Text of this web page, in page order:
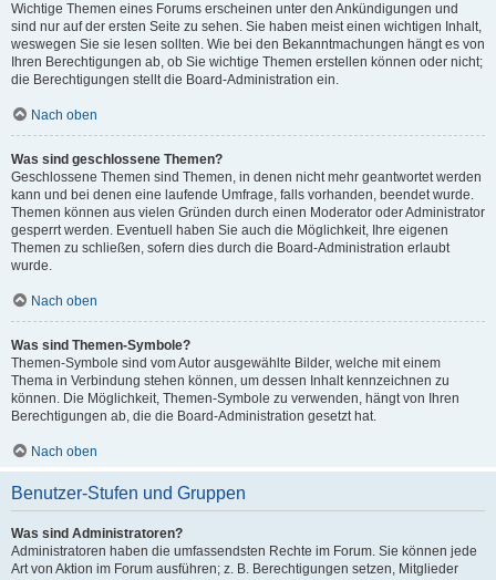
Wichtige Themen eines Forums erscheinen unter den Ankündigungen und
sind nur auf der ersten Seite zu sehen. Sie haben meist einen wichtigen Inhalt,
weswegen Sie sie lesen sollten. Wie bei den Bekanntmachungen hängt es von
Ihren Berechtigungen ab, ob Sie wichtige Themen erstellen können oder nicht;
die Berechtigungen stellt die Board-Administration ein.
Nach oben
Was sind geschlossene Themen?
Geschlossene Themen sind Themen, in denen nicht mehr geantwortet werden
kann und bei denen eine laufende Umfrage, falls vorhanden, beendet wurde.
Themen können aus vielen Gründen durch einen Moderator oder Administrator
gesperrt werden. Eventuell haben Sie auch die Möglichkeit, Ihre eigenen
Themen zu schließen, sofern dies durch die Board-Administration erlaubt
wurde.
Nach oben
Was sind Themen-Symbole?
Themen-Symbole sind vom Autor ausgewählte Bilder, welche mit einem
Thema in Verbindung stehen können, um dessen Inhalt kennzeichnen zu
können. Die Möglichkeit, Themen-Symbole zu verwenden, hängt von Ihren
Berechtigungen ab, die die Board-Administration gesetzt hat.
Nach oben
Benutzer-Stufen und Gruppen
Was sind Administratoren?
Administratoren haben die umfassendsten Rechte im Forum. Sie können jede
Art von Aktion im Forum ausführen; z. B. Berechtigungen setzen, Mitglieder